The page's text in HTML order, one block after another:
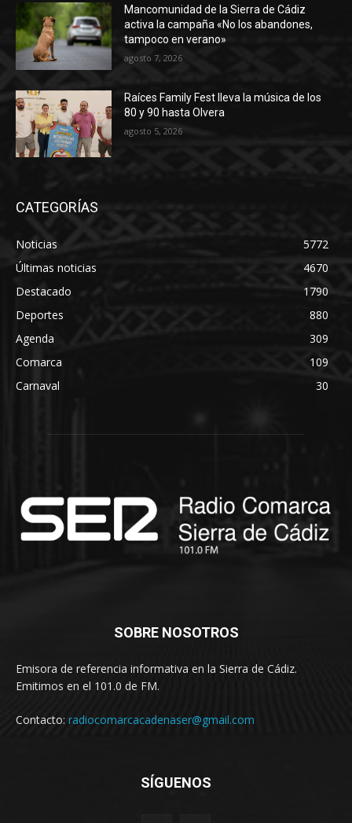
Mancomunidad de la Sierra de Cádiz
activa la campaña «No los abandones,
tampoco en verano»
agosto 7, 2026
Raíces Family Fest lleva la música de los
80 y 90 hasta Olvera
agosto 5, 2026
CATEGORÍAS
Noticias
5772
Últimas noticias
4670
Destacado
1790
Deportes
880
Agenda
309
Comarca
109
Carnaval
30
SOBRE NOSOTROS
Emisora de referencia informativa en la Sierra de Cádiz.
Emitimos en el 101.0 de FM.
Contacto: radiocomarcacadenaser@gmail.com
SÍGUENOS